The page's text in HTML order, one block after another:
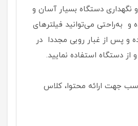
دستگاه بسیار آسان و
و به‌راحتی می‌توانید فیلتر‌های
و پس از غبار روبی مجددا در
از دستگاه استفاده نمایید.
جهت ارائه محتوا، کلاس